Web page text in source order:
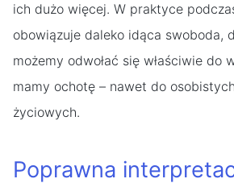
ich dużo więcej. W praktyce
obowiązuje daleko idąca swoboda,
możemy odwołać się właściwie do
mamy ochotę – nawet do
życiowych.
Poprawna